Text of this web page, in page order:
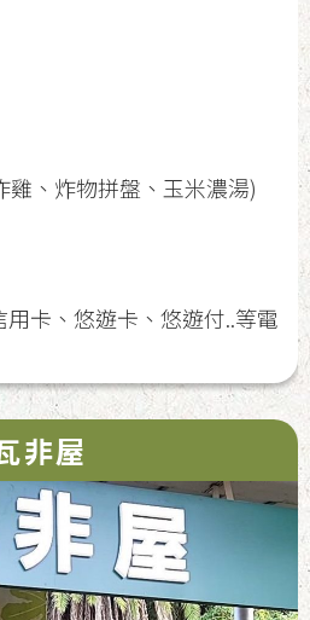
雞、炸物拼盤、玉米濃湯)
卡、悠遊卡、悠遊付..等電
非屋